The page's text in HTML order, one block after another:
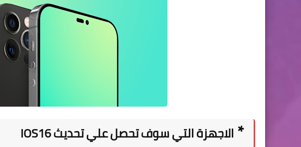
* الاجهزة التي سوف تحصل علي تحديث IOS16